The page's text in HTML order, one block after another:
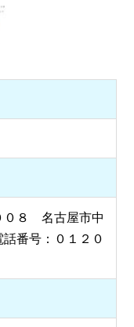
０８ 名古屋市中
番号：０１２０